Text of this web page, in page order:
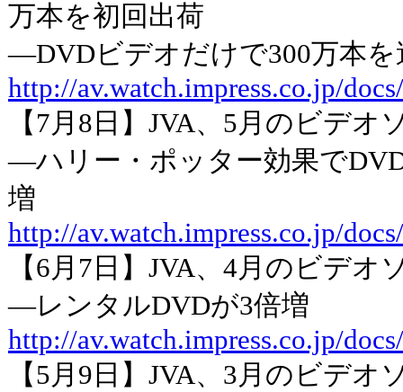
万本を初回出荷
―DVDビデオだけで300万本を
http://av.watch.impress.co.jp/
【7月8日】JVA、5月のビデオ
―ハリー・ポッター効果で
増
http://av.watch.impress.co.jp/
【6月7日】JVA、4月のビデオ
―レンタルDVDが3倍増
http://av.watch.impress.co.jp/
【5月9日】JVA、3月のビデオ